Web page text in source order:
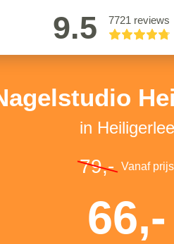
9.5 7721 reviews
in Heiligerlee
79,- Vanaf prijs
66,-